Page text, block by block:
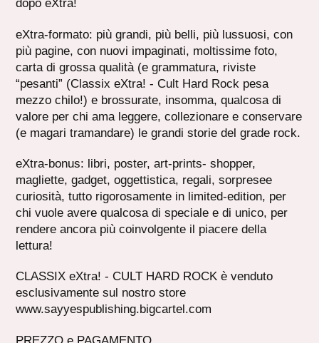
dopo eXtra!
eXtra-formato: più grandi, più belli, più lussuosi, con
più pagine, con nuovi impaginati, moltissime foto,
carta di grossa qualità (e grammatura, riviste
“pesanti” (Classix eXtra! - Cult Hard Rock pesa
mezzo chilo!) e brossurate, insomma, qualcosa di
valore per chi ama leggere, collezionare e conservare
(e magari tramandare) le grandi storie del grade rock.
eXtra-bonus: libri, poster, art-prints- shopper,
magliette, gadget, oggettistica, regali, sorpresee
curiosità, tutto rigorosamente in limited-edition, per
chi vuole avere qualcosa di speciale e di unico, per
rendere ancora più coinvolgente il piacere della
lettura!
CLASSIX eXtra! - CULT HARD ROCK è venduto
esclusivamente sul nostro store
www.sayyespublishing.bigcartel.com
PREZZO e PAGAMENTO